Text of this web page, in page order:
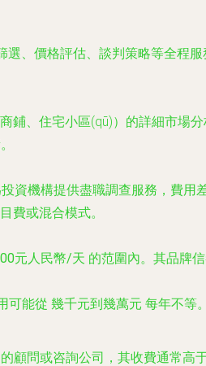
、價格評估、談判策略等全程
鋪、住宅小區(qū)）的詳細市場
資機構提供盡職調查服務，費用
費或混合模式。
元人民幣/天 的范圍內。其品牌
可能從 幾千元到幾萬元 每年不等。
顧問或咨詢公司，其收費通常高